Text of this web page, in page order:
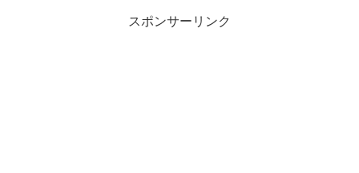
スポンサーリンク